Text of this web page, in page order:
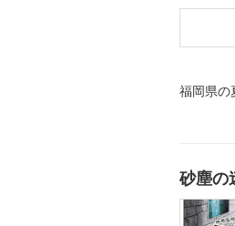
福岡県の
砂塵の